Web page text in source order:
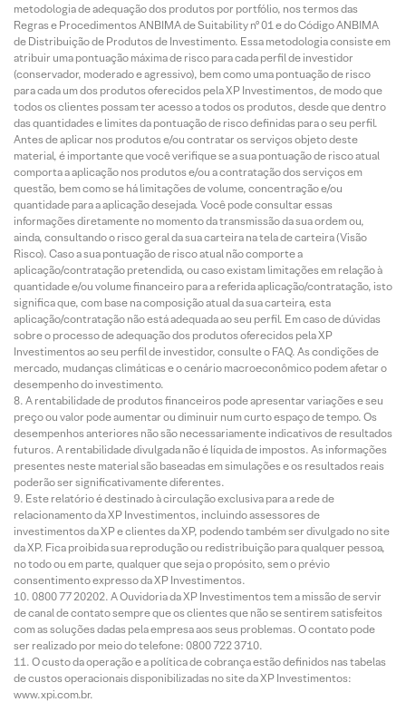
metodologia de adequação dos produtos por portfólio, nos termos das
Regras e Procedimentos ANBIMA de Suitability nº 01 e do Código ANBIMA
de Distribuição de Produtos de Investimento. Essa metodologia consiste em
atribuir uma pontuação máxima de risco para cada perfil de investidor
(conservador, moderado e agressivo), bem como uma pontuação de risco
para cada um dos produtos oferecidos pela XP Investimentos, de modo que
todos os clientes possam ter acesso a todos os produtos, desde que dentro
das quantidades e limites da pontuação de risco definidas para o seu perfil.
Antes de aplicar nos produtos e/ou contratar os serviços objeto deste
material, é importante que você verifique se a sua pontuação de risco atual
comporta a aplicação nos produtos e/ou a contratação dos serviços em
questão, bem como se há limitações de volume, concentração e/ou
quantidade para a aplicação desejada. Você pode consultar essas
informações diretamente no momento da transmissão da sua ordem ou,
ainda, consultando o risco geral da sua carteira na tela de carteira (Visão
Risco). Caso a sua pontuação de risco atual não comporte a
aplicação/contratação pretendida, ou caso existam limitações em relação à
quantidade e/ou volume financeiro para a referida aplicação/contratação, isto
significa que, com base na composição atual da sua carteira, esta
aplicação/contratação não está adequada ao seu perfil. Em caso de dúvidas
sobre o processo de adequação dos produtos oferecidos pela XP
Investimentos ao seu perfil de investidor, consulte o FAQ. As condições de
mercado, mudanças climáticas e o cenário macroeconômico podem afetar o
desempenho do investimento.
A rentabilidade de produtos financeiros pode apresentar variações e seu
preço ou valor pode aumentar ou diminuir num curto espaço de tempo. Os
desempenhos anteriores não são necessariamente indicativos de resultados
futuros. A rentabilidade divulgada não é líquida de impostos. As informações
presentes neste material são baseadas em simulações e os resultados reais
poderão ser significativamente diferentes.
Este relatório é destinado à circulação exclusiva para a rede de
relacionamento da XP Investimentos, incluindo assessores de
investimentos da XP e clientes da XP, podendo também ser divulgado no site
da XP. Fica proibida sua reprodução ou redistribuição para qualquer pessoa,
no todo ou em parte, qualquer que seja o propósito, sem o prévio
consentimento expresso da XP Investimentos.
0800 77 20202. A Ouvidoria da XP Investimentos tem a missão de servir
de canal de contato sempre que os clientes que não se sentirem satisfeitos
com as soluções dadas pela empresa aos seus problemas. O contato pode
ser realizado por meio do telefone: 0800 722 3710.
O custo da operação e a política de cobrança estão definidos nas tabelas
de custos operacionais disponibilizadas no site da XP Investimentos:
www.xpi.com.br.